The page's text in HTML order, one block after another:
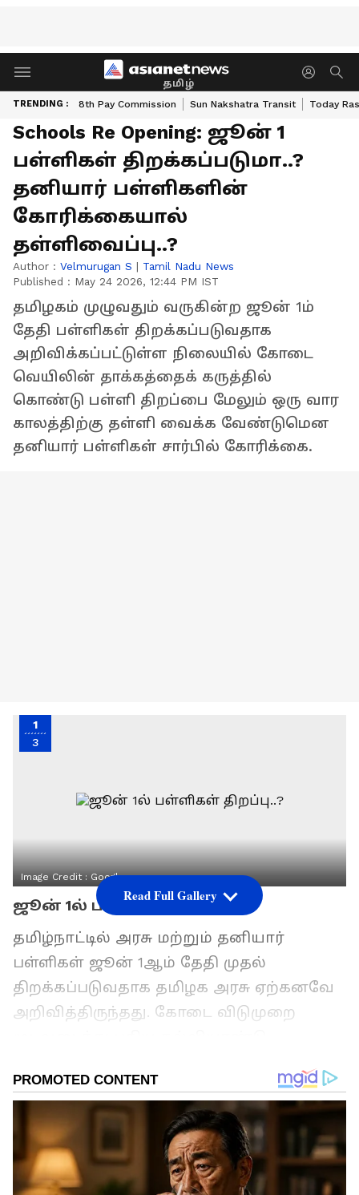
தமிழ்
TRENDING : 8th Pay Commission Sun Nakshatra Transit Today
Schools Re Opening: ஜூன் 1
பள்ளிகள் திறக்கப்படுமா..?
தனியார் பள்ளிகளின்
கோரிக்கையால்
தள்ளிவைப்பு..?
Author : Velmurugan S | Tamil Nadu News
Published : May 24 2026, 12:44 PM IST
தமிழகம் முழுவதும் வருகின்ற ஜூன் 1ம்
தேதி பள்ளிகள் திறக்கப்படுவதாக
அறிவிக்கப்பட்டுள்ள நிலையில் கோடை
வெயிலின் தாக்கத்தைக் கருத்தில்
கொண்டு பள்ளி திறப்பை மேலும் ஒரு வார
காலத்திற்கு தள்ளி வைக்க வேண்டுமென
தனியார் பள்ளிகள் சார்பில் கோரிக்கை.
1
3
Image Credit : Google
ஜூன் 1ல் பள்ளிகள் திறப்பு..?
தமிழ்நாட்டில் அரசு மற்றும் தனியார்
பள்ளிகள் ஜூன் 1ஆம் தேதி முதல்
திறக்கப்படுவதாக தமிழக அரசு ஏற்கனவே
அறிவித்திருந்தது. கோடை விடுமுறை
பள்ளிகள் திறப்பை ஒரு வாரம் தள்ளி
வைக்க வேண்டும் என்ற கோரிக்கை
எழுந்துள்ளது. இந்த கோரிக்கையை
தனியார் பள்ளி சங்கங்களின் கூட்டமைப்பு
தமிழக அரசிடம் முன்வைத்துள்ளது.
Read Full Gallery